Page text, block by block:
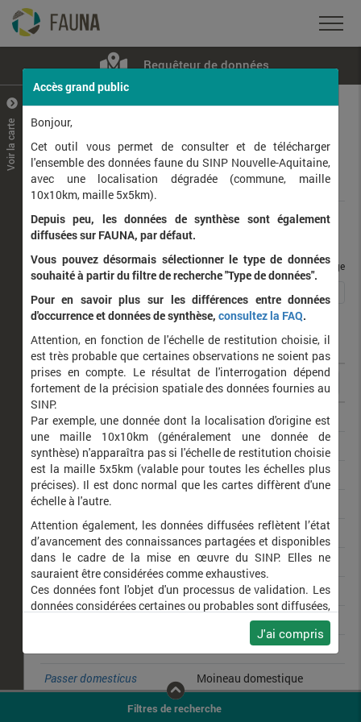
Requêteur de données
+
–
Voir la carte
Données
Rang taxonomique :
Affichage de1à 25sur 59
taxons / page
2
Nom latin Nom vernaculaire
Erithacus rubecula
Rougegorge familier
Milvus milvus
Milan royal
Buteo buteo
Buse variable
Saxicola rubicola
Picus viridis
Pic vert
Falco tinnunculus
Faucon crécerelle
Athene noctua
Chevêche d'Athéna
Rougequeue noir
Héron cendré
Passer domesticus
Moineau domestique
Hirondelle rustique
Filtres de recherche
Accès grand public
Bonjour,
Cet outil vous permet de consulter et de télécharger
l'ensemble des données faune du SINP Nouvelle-Aquitaine,
avec une localisation dégradée (commune, maille
10x10km, maille 5x5km).
Depuis peu, les données de synthèse sont également
diffusées sur FAUNA, par défaut.
Vous pouvez désormais sélectionner le type de données
souhaité à partir du filtre de recherche "Type de données".
Pour en savoir plus sur les différences entre données
d'occurrence et données de synthèse, consultez la FAQ.
Attention, en fonction de l'échelle de restitution choisie, il
est très probable que certaines observations ne soient pas
prises en compte. Le résultat de l'interrogation dépend
fortement de la précision spatiale des données fournies au
SINP.
Par exemple, une donnée dont la localisation d'origine est
une maille 10x10km (généralement une donnée de
synthèse) n'apparaîtra pas si l'échelle de restitution choisie
est la maille 5x5km (valable pour toutes les échelles plus
précises). Il est donc normal que les cartes diffèrent d'une
échelle à l'autre.
Attention également, les données diffusées reflètent l’état
d’avancement des connaissances partagées et disponibles
dans le cadre de la mise en œuvre du SINP. Elles ne
sauraient être considérées comme exhaustives.
Ces données font l'objet d'un processus de validation. Les
données considérées certaines ou probables sont diffusées,
ainsi que celles pour lesquelles la méthode n'est pas
J'ai compris